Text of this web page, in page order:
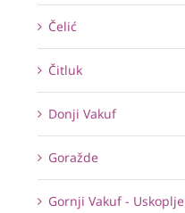
Čelić
Čitluk
Donji Vakuf
Goražde
Gornji Vakuf - Uskoplje